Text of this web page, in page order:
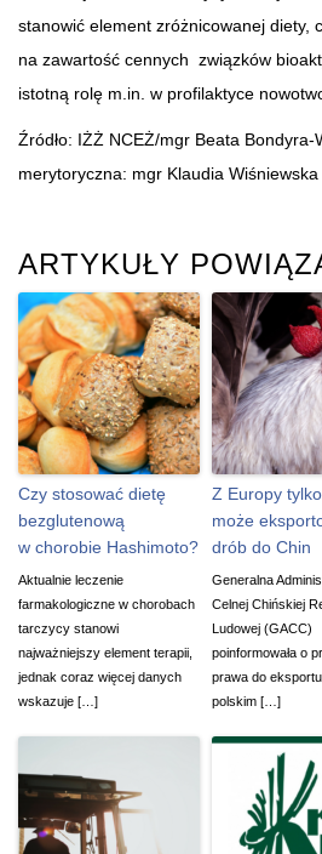
stanowić element zróżnicowanej diety,
na zawartość cennych związków
istotną rolę m.in. w profilaktyce
Źródło: IŻŻ NCEŻ/mgr Beata Bondyra-
merytoryczna: mgr Klaudia Wiśniewska
ARTYKUŁY
Czy stosować dietę
bezglutenową
w chorobie Hashimoto?
Aktualnie leczenie
farmakologiczne w chorobach
tarczycy stanowi
najważniejszy element terapii,
jednak coraz więcej danych
wskazuje […]
Z Europy
może
drób do Chin
Generalna
Celnej Chińskiej
Ludowej (GACC)
poinformowała o
prawa do
polskim […]